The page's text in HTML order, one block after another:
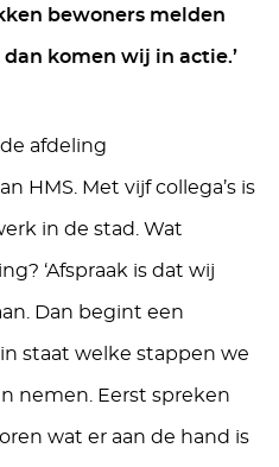
bewoners melden
komen wij in actie.’
afdeling
HMS. Met vijf collega’s is
in de stad. Wat
‘Afspraak is dat wij
Dan begint een
staat welke stappen we
nemen. Eerst spreken
wat er aan de hand is